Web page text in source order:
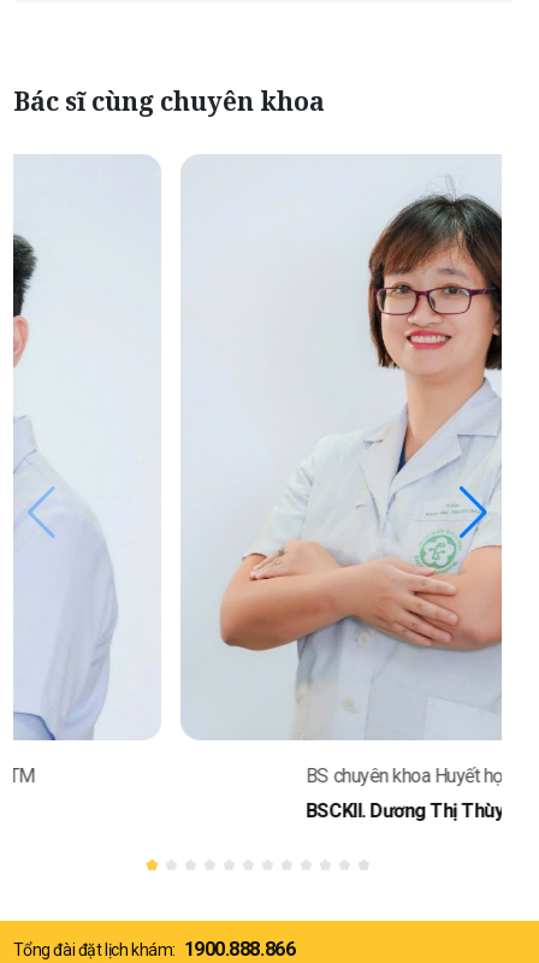
Bác sĩ cùng chuyên khoa
Phó Giám đốc Bệnh viện
PGS. TS. Nguyễn Tuấn Tùng
Tổng đài đặt lịch khám: 1900.888.866